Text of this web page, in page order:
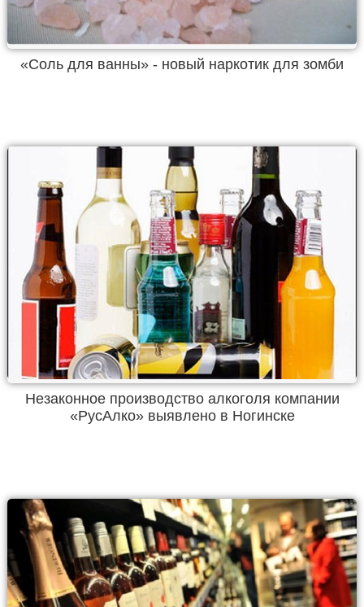
«Соль для ванны» - новый наркотик для зомби
Незаконное производство алкоголя компании
«РусАлко» выявлено в Ногинске